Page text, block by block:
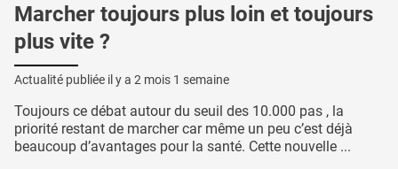
Marcher toujours plus loin et toujours
plus vite ?
Actualité publiée il y a 2 mois 1 semaine
Toujours ce débat autour du seuil des 10.000 pas , la
priorité restant de marcher car même un peu c’est déjà
beaucoup d’avantages pour la santé. Cette nouvelle ...